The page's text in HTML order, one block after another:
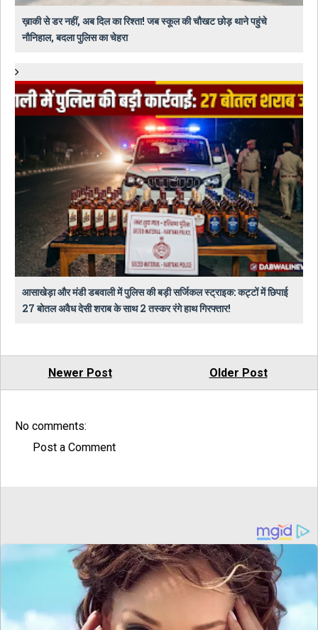
ख़ाकी से डर नहीं, अब दिल का रिश्ता! जब स्कूल की चौखट छोड़ थाने पहुंचे
नौनिहाल, बदला पुलिस का चेहरा
आसाखेड़ा और मंडी डबवाली में पुलिस की बड़ी सर्जिकल स्ट्राइक: कट्टों में छिपाई
27 बोतल अवैध देसी शराब के साथ 2 तस्कर रंगे हाथ गिरफ्तार!
Newer Post Older Post
No comments:
Post a Comment